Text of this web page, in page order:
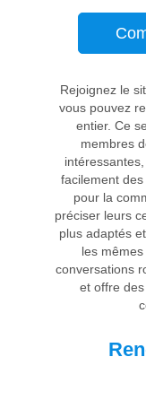
Rejoignez le
vous pouvez
entier. Ce
membres
facilement
pour la
préciser leurs
plus adaptés
les
conversations
et offre